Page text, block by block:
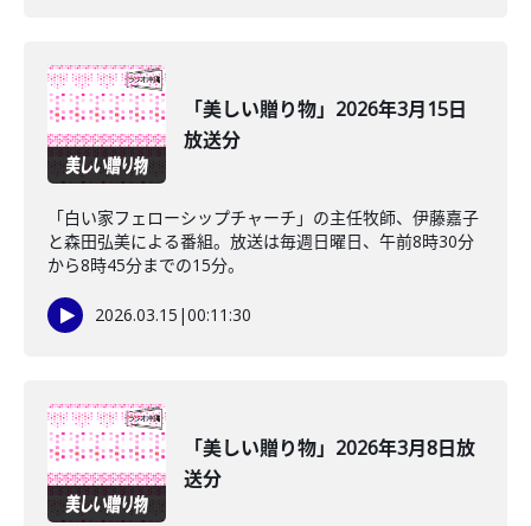
「美しい贈り物」2026年3月15日
放送分
「白い家フェローシップチャーチ」の主任牧師、伊藤嘉子
と森田弘美による番組。放送は毎週日曜日、午前8時30分
から8時45分までの15分。
2026.03.15 |00:11:30
「美しい贈り物」2026年3月8日放
送分